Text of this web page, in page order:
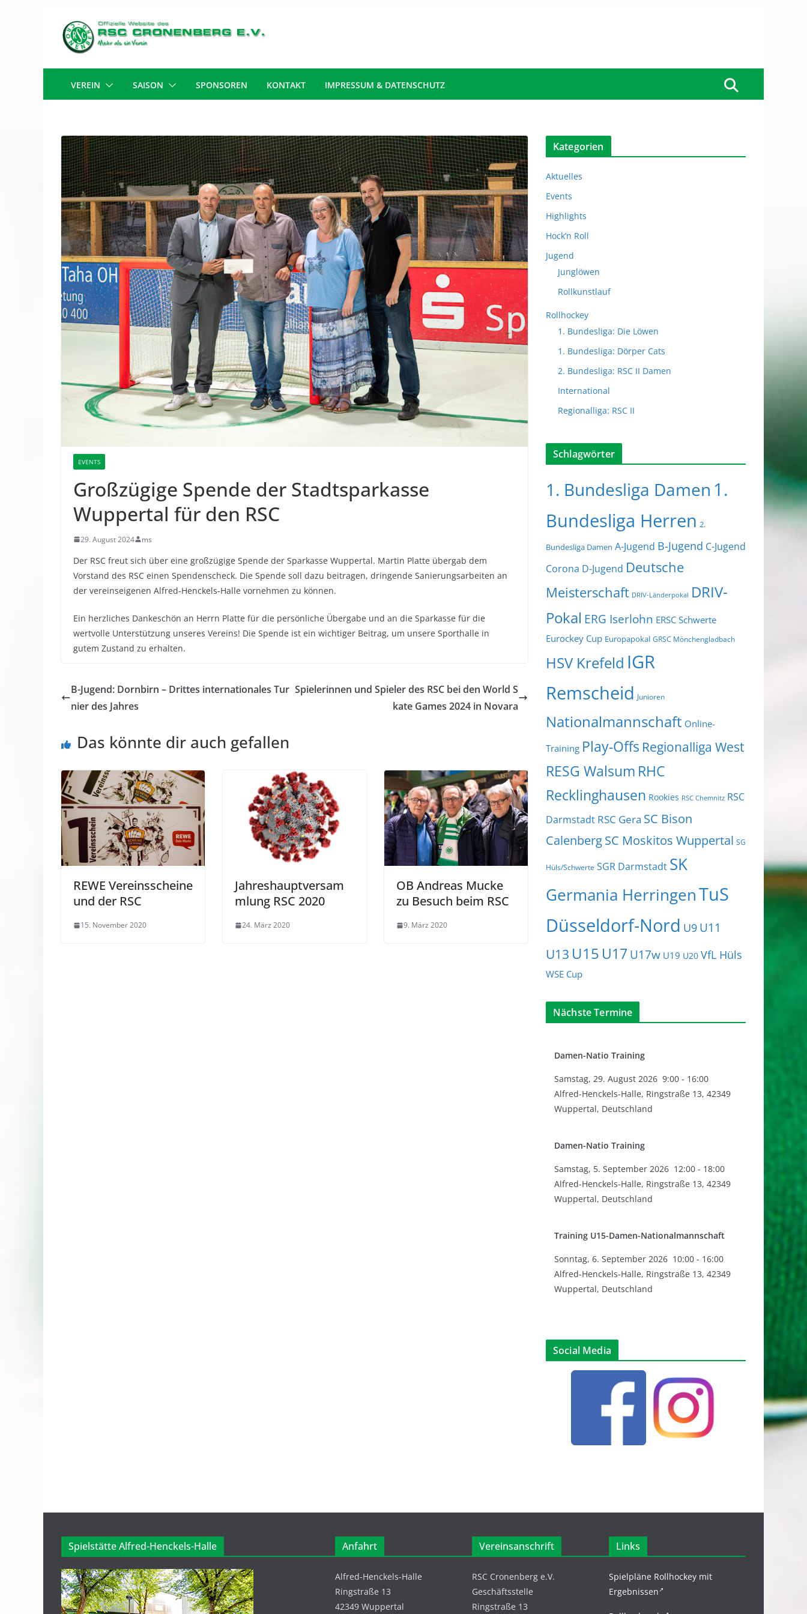
Inhalt
springen
VEREIN SAISON SPONSOREN KONTAKT IMPRESSUM & DATENSCHUTZ
EVENTS
Großzügige Spende der Stadtsparkasse
Wuppertal für den RSC
29. August 2024 ms
Der RSC freut sich über eine großzügige Spende der Sparkasse Wuppertal. Martin Platte übergab dem
Vorstand des RSC einen Spendenscheck. Die Spende soll dazu beitragen, dringende Sanierungsarbeiten an
der vereinseigenen Alfred-Henckels-Halle vornehmen zu können.
Ein herzliches Dankeschön an Herrn Platte für die persönliche Übergabe und an die Sparkasse für die
wertvolle Unterstützung unseres Vereins! Die Spende ist ein wichtiger Beitrag, um unsere Sporthalle in
gutem Zustand zu erhalten.
B-Jugend: Dornbirn – Drittes internationales Tur
nier des Jahres
Spielerinnen und Spieler des RSC bei den World S
kate Games 2024 in Novara
Das könnte dir auch gefallen
REWE Vereinsscheine
und der RSC
15. November 2020
Jahreshauptversam
mlung RSC 2020
24. März 2020
OB Andreas Mucke
zu Besuch beim RSC
9. März 2020
Kategorien
Aktuelles
Events
Highlights
Hock’n Roll
Jugend
Junglöwen
Rollkunstlauf
Rollhockey
1. Bundesliga: Die Löwen
1. Bundesliga: Dörper Cats
2. Bundesliga: RSC II Damen
International
Regionalliga: RSC II
Schlagwörter
1. Bundesliga Damen 1.
Bundesliga Herren 2.
Bundesliga Damen A-Jugend B-Jugend C-Jugend
Corona D-Jugend Deutsche
Meisterschaft DRIV-Länderpokal DRIV-
Pokal ERG Iserlohn ERSC Schwerte
Eurockey Cup Europapokal GRSC Mönchengladbach
HSV Krefeld IGR
Remscheid Junioren
Nationalmannschaft Online-
Training Play-Offs Regionalliga West
RESG Walsum RHC
Recklinghausen Rookies RSC Chemnitz RSC
Darmstadt RSC Gera SC Bison
CalenbergSC Moskitos Wuppertal SG
Hüls/Schwerte SGR Darmstadt SK
Germania HerringenTuS
Düsseldorf-Nord U9 U11
U13 U15 U17 U17w U19 U20 VfL Hüls
WSE Cup
Nächste Termine
Damen-Natio Training
Samstag, 29. August 2026 9:00 - 16:00
Alfred-Henckels-Halle, Ringstraße 13, 42349
Wuppertal, Deutschland
Damen-Natio Training
Samstag, 5. September 2026 12:00 - 18:00
Alfred-Henckels-Halle, Ringstraße 13, 42349
Wuppertal, Deutschland
Training U15-Damen-Nationalmannschaft
Sonntag, 6. September 2026 10:00 - 16:00
Alfred-Henckels-Halle, Ringstraße 13, 42349
Wuppertal, Deutschland
Social Media
Spielstätte Alfred-Henckels-Halle Anfahrt
Alfred-Henckels-Halle
Ringstraße 13
42349 Wuppertal
Vereinsanschrift
RSC Cronenberg e.V.
Geschäftsstelle
Ringstraße 13
Links
Spielpläne Rollhockey mit
Ergebnissen